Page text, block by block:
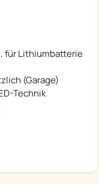
für Lithiumbatterie
(Garage)
Technik